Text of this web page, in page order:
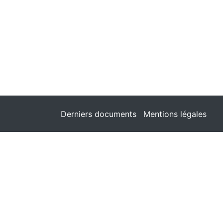
Derniers documents Mentions légales